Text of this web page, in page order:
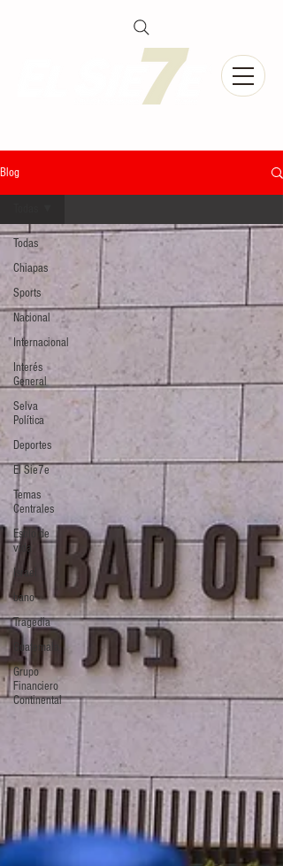
Blog
Todas
Chiapas
Sports
Nacional
Internacional
Interés
General
Selva
Política
Deportes
El Sie7e
Temas
Centrales
Estilo de
vida
Israel
bano
Tragedia
Guatemala
Grupo
Financiero
Continental